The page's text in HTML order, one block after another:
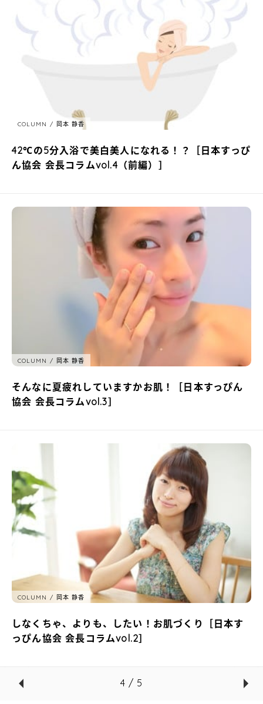
COLUMN 岡本 静香
42℃の5分入浴で美白美人になれる！？［日本すっぴ
ん協会 会長コラムvol.4（前編）］
COLUMN 岡本 静香
そんなに夏疲れしていますかお肌！［日本すっぴん
協会 会長コラムvol.3］
COLUMN 岡本 静香
しなくちゃ、よりも、したい！お肌づくり［日本す
っぴん協会 会長コラムvol.2］
4 / 5